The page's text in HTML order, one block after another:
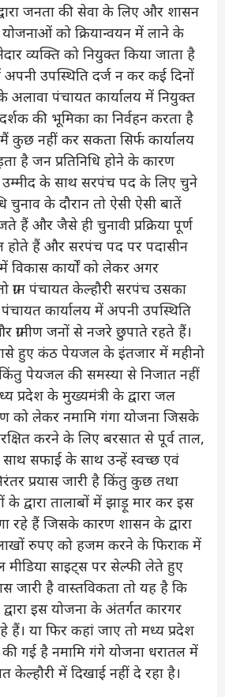
जनता की सेवा के लिए और शासन
को क्रियान्वयन में लाने के
व्यक्ति को नियुक्त किया जाता है
अपनी उपस्थिति दर्ज न कर कई दिनों
पंचायत कार्यालय में नियुक्त
की भूमिका का निर्वहन करता है
कुछ नहीं कर सकता सिर्फ कार्यालय
है जन प्रतिनिधि होने के कारण
उम्मीद के साथ सरपंच पद के लिए चुने
चुनाव के दौरान तो ऐसी ऐसी बातें
हैं और जैसे ही चुनावी प्रक्रिया पूर्ण
होते हैं और सरपंच पद पर पदासीन
विकास कार्यों को लेकर अगर
ग्राम पंचायत केल्हौरी सरपंच उसका
पंचायत कार्यालय में अपनी उपस्थिति
जनों से नजरे छुपाते रहते हैं।
हुए कंठ पेयजल के इंतजार में महीनो
पेयजल की समस्या से निजात नहीं
प्रदेश के मुख्यमंत्री के द्वारा जल
को लेकर नमामि गंगा योजना जिसके
करने के लिए बरसात से पूर्व ताल,
सफाई के साथ उन्हें स्वच्छ एवं
प्रयास जारी है किंतु कुछ तथा
के द्वारा तालाबों में झाड़ू मार कर इस
रहे हैं जिसके कारण शासन के द्वारा
लाखों रुपए को हजम करने के फिराक में
मीडिया साइट्स पर सेल्फी लेते हुए
जारी है वास्तविकता तो यह है कि
इस योजना के अंतर्गत कारगर
हैं। या फिर कहां जाए तो मध्य प्रदेश
की गई है नमामि गंगे योजना धरातल में
केल्हौरी में दिखाई नहीं दे रहा है।